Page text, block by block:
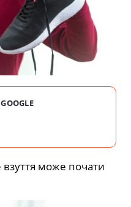
взуття може почати